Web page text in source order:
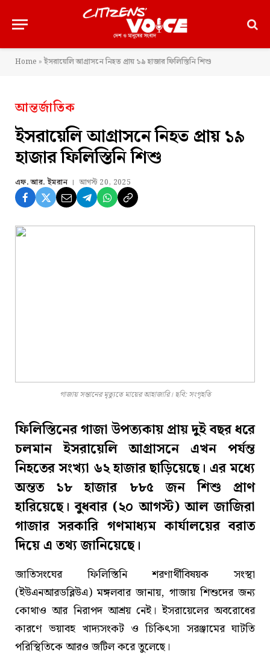
Home » ইসরায়েলি আগ্রাসনে নিহত প্রায় ১৯ হাজার ফিলিস্তিনি শিশু
আন্তর্জাতিক
ইসরায়েলি আগ্রাসনে নিহত প্রায় ১৯
হাজার ফিলিস্তিনি শিশু
এফ. আর. ইমরান আগস্ট 20, 2025
গাজায় সন্তানের মৃত্যুতে মায়ের আহাজারি। ছবি: সংগৃহতি
ফিলিস্তিনের গাজা উপত্যকায় প্রায় দুই বছর ধরে
চলমান ইসরায়েলি আগ্রাসনে এখন পর্যন্ত
নিহতের সংখ্যা ৬২ হাজার ছাড়িয়েছে। এর মধ্যে
অন্তত ১৮ হাজার ৮৮৫ জন শিশু প্রাণ
হারিয়েছে। বুধবার (২০ আগস্ট) আল জাজিরা
গাজার সরকারি গণমাধ্যম কার্যালয়ের বরাত
দিয়ে এ তথ্য জানিয়েছে।
জাতিসংঘের ফিলিস্তিনি শরণার্থীবিষয়ক সংস্থা
(ইউএনআরডব্লিউএ) মঙ্গলবার জানায়, গাজায় শিশুদের জন্য
কোথাও আর নিরাপদ আশ্রয় নেই। ইসরায়েলের অবরোধের
কারণে ভয়াবহ খাদ্যসংকট ও চিকিৎসা সরঞ্জামের ঘাটতি
পরিস্থিতিকে আরও জটিল করে তুলেছে।